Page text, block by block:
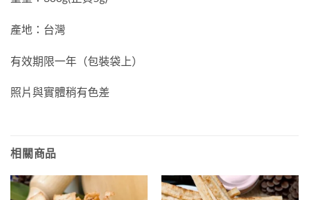
產地：台灣
有效期限一年（包裝袋上）
照片與實體稍有色差
相關商品